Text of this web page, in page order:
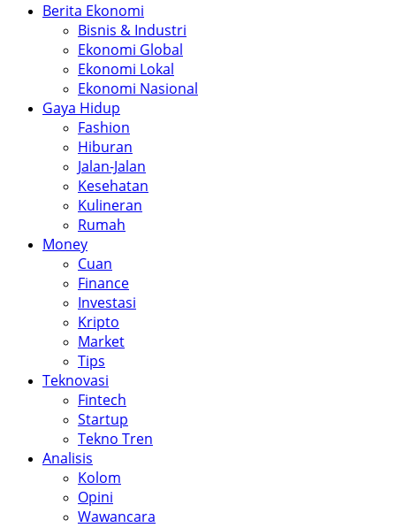
Berita Ekonomi
Bisnis & Industri
Ekonomi Global
Ekonomi Lokal
Ekonomi Nasional
Gaya Hidup
Fashion
Hiburan
Jalan-Jalan
Kesehatan
Kulineran
Rumah
Money
Cuan
Finance
Investasi
Kripto
Market
Tips
Teknovasi
Fintech
Startup
Tekno Tren
Analisis
Kolom
Opini
Wawancara